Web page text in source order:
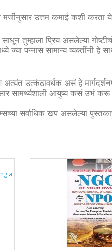
मर्जीनुसार उत्तम कमाई कशी करता
तुम्हाला प्रिय असलेल्या
ज्या पन्नास सामान्य व्यक्तींनी हे
अत्यंत उत्कंठावर्धक असं हे
सामर्थ्यशाली आयुष्य कसं उभं
सर्वाधिक खप असलेल्या